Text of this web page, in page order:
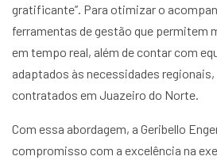
gratificante”. Para otimizar o
ferramentas de gestão que permitem
em tempo real, além de contar com
adaptados às necessidades
contratados em Juazeiro do Norte.
Com essa abordagem, a Geribello
compromisso com a excelência na